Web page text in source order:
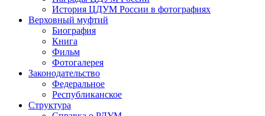
История ЦДУМ России в фотографиях
Верховный муфтий
Биография
Книга
Фильм
Фотогалерея
Законодательство
Федеральное
Республиканское
Структура